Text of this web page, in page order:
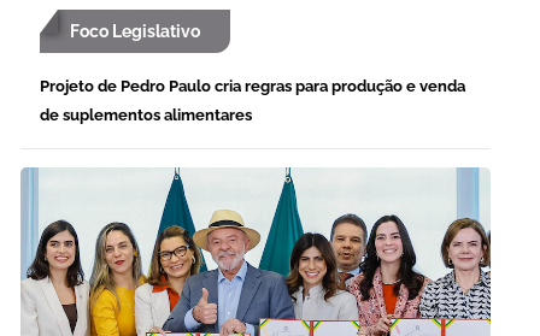
Foco Legislativo
Projeto de Pedro Paulo cria regras para produção e venda
de suplementos alimentares